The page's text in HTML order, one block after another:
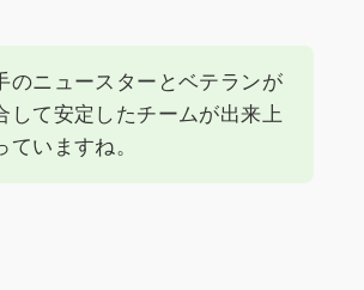
のニュースターとベテランが
して安定したチームが出来上
ていますね。